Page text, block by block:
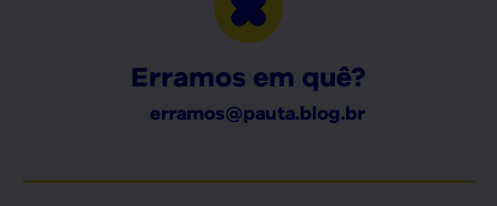
Erramos em quê?
erramos@pauta.blog.br